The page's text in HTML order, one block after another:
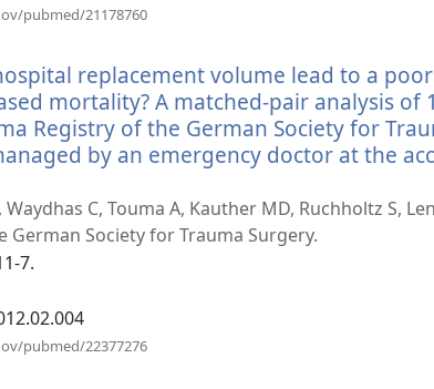
pubmed/21178760
窗
口）
replacement volume lead to a
mortality? A matched-pair analysis of
Registry of the German Society for
by an emergency doctor at the
C, Touma A, Kauther MD, Ruchholtz S,
German Society for Trauma Surgery.
7.
pubmed/22377276